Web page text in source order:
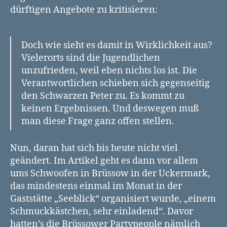
dürftigen Angebote zu kritisieren:
Doch wie sieht es damit in Wirklichkeit aus?
Vielerorts sind die Jugendlichen
unzufrieden, weil eben nichts los ist. Die
Verantwortlichen schieben sich gegenseitig
den Schwarzen Peter zu. Es kommt zu
keinen Ergebnissen. Und deswegen muß
man diese Frage ganz offen stellen.
Nun, daran hat sich bis heute nicht viel
geändert. Im Artikel geht es dann vor allem
ums Schwoofen in Brüssow in der Uckermark,
das mindestens einmal im Monat in der
Gaststätte „Seeblick“ organisiert wurde, „einem
Schmuckkästchen, sehr einladend“. Davor
hatten’s die Brüssower Partypeople nämlich